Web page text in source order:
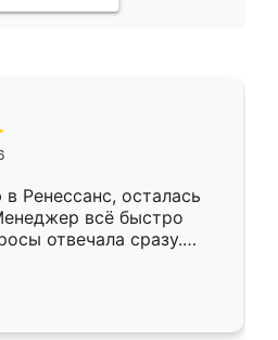
Ренессанс, осталась
всё быстро
отвечала сразу.
субботу, подошёл к
Собрали
аккуратно, даже